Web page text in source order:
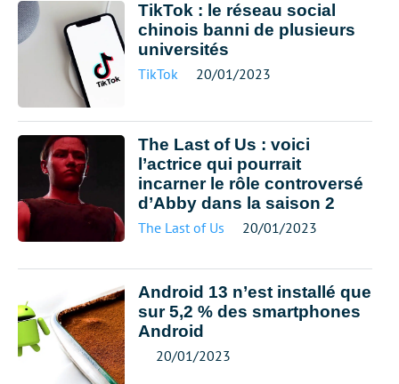
TikTok : le réseau social
chinois banni de plusieurs
universités
TikTok 20/01/2023
The Last of Us : voici
l’actrice qui pourrait
incarner le rôle controversé
d’Abby dans la saison 2
The Last of Us 20/01/2023
Android 13 n’est installé que
sur 5,2 % des smartphones
Android
20/01/2023